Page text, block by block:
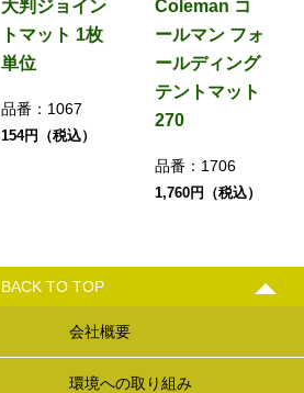
大判ジョイン
トマット 1枚
単位
品番： 1067
154円（税込）
Coleman コ
ールマン フォ
ールディング
テントマット
270
品番： 1706
1,760円（税込）
BACK TO TOP
会社概要
環境への取り組み